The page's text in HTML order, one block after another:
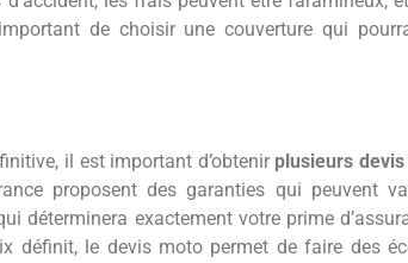
de choisir une couverture qui
il est important d’obtenirplusieurs devis
proposent des garanties qui peuvent
déterminera exactement votre prime
définit, le devis moto permet de faire des